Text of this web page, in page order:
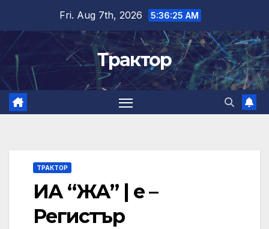
content
Fri. Aug 7th, 2026 5:36:26 AM
Трактор
ТРАКТОР
ИА “ЖА” | е –
Регистър